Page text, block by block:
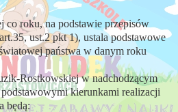
co roku, na podstawie przepisów
ust.2 pkt 1), ustala podstawowe
państwa w danym roku
Rostkowskiej w nadchodzącym
kierunkami realizacji
będą: